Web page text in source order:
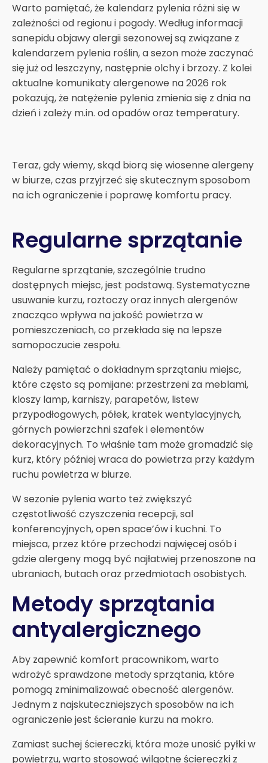
Warto pamiętać, że kalendarz pylenia różni się w
zależności od regionu i pogody. Według informacji
sanepidu objawy alergii sezonowej są związane z
kalendarzem pylenia roślin, a sezon może zaczynać
się już od leszczyny, następnie olchy i brzozy. Z kolei
aktualne komunikaty alergenowe na 2026 rok
pokazują, że natężenie pylenia zmienia się z dnia na
dzień i zależy m.in. od opadów oraz temperatury.
Teraz, gdy wiemy, skąd biorą się wiosenne alergeny
w biurze, czas przyjrzeć się skutecznym sposobom
na ich ograniczenie i poprawę komfortu pracy.
Regularne sprzątanie
Regularne sprzątanie, szczególnie trudno
dostępnych miejsc, jest podstawą. Systematyczne
usuwanie kurzu, roztoczy oraz innych alergenów
znacząco wpływa na jakość powietrza w
pomieszczeniach, co przekłada się na lepsze
samopoczucie zespołu.
Należy pamiętać o dokładnym sprzątaniu miejsc,
które często są pomijane: przestrzeni za meblami,
kloszy lamp, karniszy, parapetów, listew
przypodłogowych, półek, kratek wentylacyjnych,
górnych powierzchni szafek i elementów
dekoracyjnych. To właśnie tam może gromadzić się
kurz, który później wraca do powietrza przy każdym
ruchu powietrza w biurze.
W sezonie pylenia warto też zwiększyć
częstotliwość czyszczenia recepcji, sal
konferencyjnych, open space’ów i kuchni. To
miejsca, przez które przechodzi najwięcej osób i
gdzie alergeny mogą być najłatwiej przenoszone na
ubraniach, butach oraz przedmiotach osobistych.
Metody sprzątania
antyalergicznego
Aby zapewnić komfort pracownikom, warto
wdrożyć sprawdzone metody sprzątania, które
pomogą zminimalizować obecność alergenów.
Jednym z najskuteczniejszych sposobów na ich
ograniczenie jest ścieranie kurzu na mokro.
Zamiast suchej ściereczki, która może unosić pyłki w
powietrzu, warto stosować wilgotne ściereczki z